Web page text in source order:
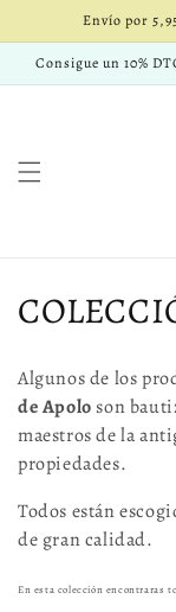
directamente
al contenido
Envío por
Consigue un 10%
C
l
e
c
c
i
Algunos de los
de Apoloson
maestros de la
propiedades.
Todos están
de gran calidad.
En esta colección encontraras